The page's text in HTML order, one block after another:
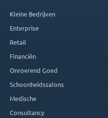
Kleine Bedrijven
Enterprise
Retail
Financiën
Onroerend Goed
Schoonheidssalons
Medische
Consultancy